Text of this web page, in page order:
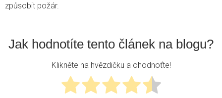
způsobit požár.
Jak hodnotíte tento článek na blogu?
Klikněte na hvězdičku a ohodnoťte!